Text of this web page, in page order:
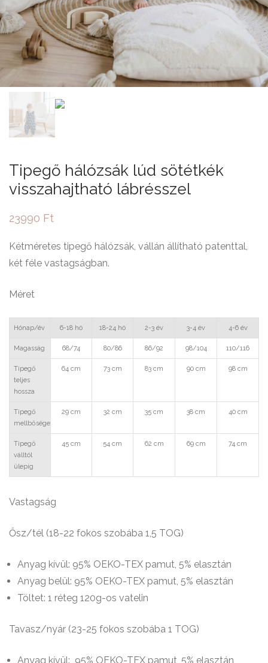
Tipegő hálózsák lúd sötétkék
visszahajtható lábrésszel
23990 Ft
Kétméretes tipegő hálózsák, vállán állítható patenttal,
két féle vastagságban.
Méret
Hónap/év 6-18 hó 18-24 hó 2-3 év 3-4 év 4-6 év
Magasság 68/74 80/86 86/92 98/104 110/116
Tipegő
teljes
hossza
64 cm 73 cm 83 cm 90 cm 98 cm
Tipegő
mellbősége
29 cm 32 cm 35 cm 38 cm 40 cm
Tipegő
válltól
ülepig
45 cm 54 cm 62 cm 69 cm 74 cm
Vastagság
Ősz/tél (18-22 fokos szobába 1,5 TOG)
Anyag kívül: 95% OEKO-TEX pamut, 5% elasztán
Anyag belül: 95% OEKO-TEX pamut, 5% elasztán
Töltet: 1 réteg 120g-os vatelin
Tavasz/nyár (23-25 fokos szobába 1 TOG)
Anyag kívül: 95% OEKO-TEX pamut, 5% elasztán